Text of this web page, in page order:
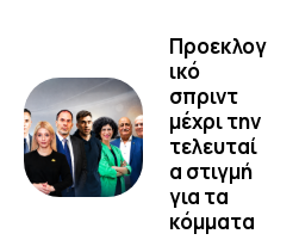
Προεκλογ
ικό
σπριντ
μέχρι την
τελευταί
α στιγμή
για τα
κόμματα